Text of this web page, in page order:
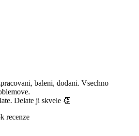
baleni, dodani. Vsechno
Delate ji skvele 👏
recenze